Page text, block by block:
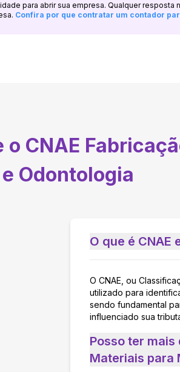
para abrir sua empresa. Qualquer
Confira por que contratar um contador
CNAE
e Odontologia
O que é CNAE
O CNAE, ou
utilizado para
sendo fundamental
influenciado sua
Posso ter mais
Materiais para